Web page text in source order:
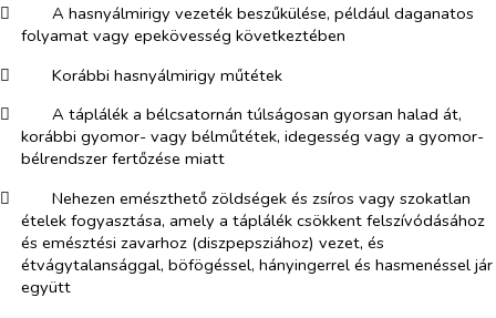
​
A hasnyálmirigy vezeték beszűkülése, például daganatos
folyamat vagy epekövesség következtében
​
Korábbi hasnyálmirigy műtétek
​
A táplálék a bélcsatornán túlságosan gyorsan halad át,
korábbi gyomor- vagy bélműtétek, idegesség vagy a gyomor-
bélrendszer fertőzése miatt
​
Nehezen emészthető zöldségek és zsíros vagy szokatlan
ételek fogyasztása, amely a táplálék csökkent felszívódásához
és emésztési zavarhoz (diszpepsziához) vezet, és
étvágytalansággal, böfögéssel, hányingerrel és hasmenéssel jár
együtt